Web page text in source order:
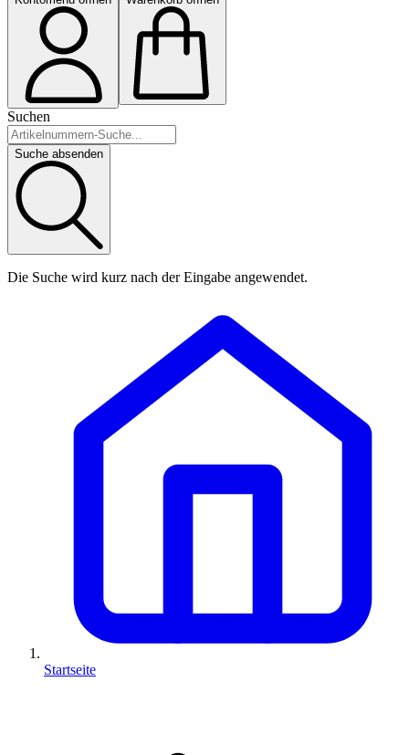
Suchen
Suche absenden
Die Suche wird kurz nach der Eingabe angewendet.
Startseite